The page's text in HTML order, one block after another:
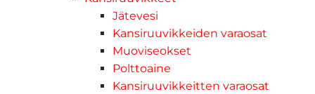
Jätevesi
Kansiruuvikkeiden varaosat
Muoviseokset
Polttoaine
Kansiruuvikkeitten varaosat